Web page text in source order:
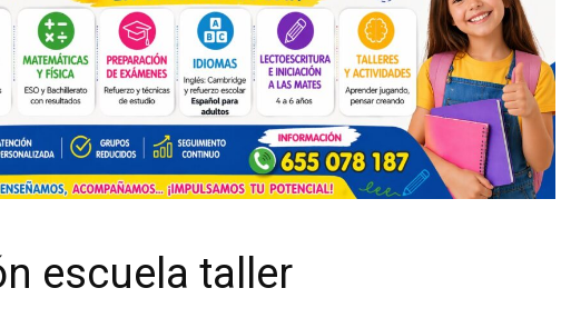
escuela taller